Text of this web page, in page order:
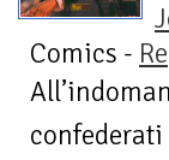
Comics -